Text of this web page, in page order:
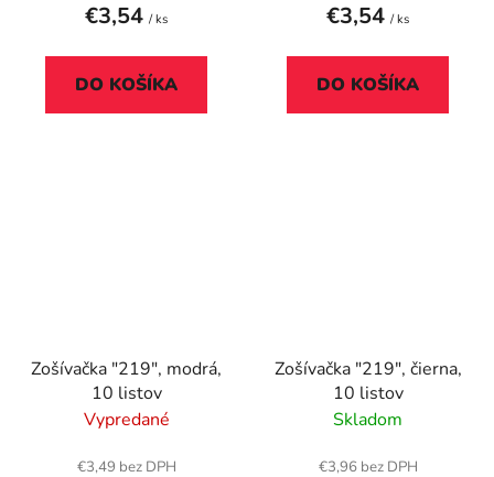
€3,54 / ks
DO KOŠÍKA
€3,54 / ks
DO KOŠÍKA
Zošívačka "219", modrá,
10 listov
Vypredané
€3,49 bez DPH
Zošívačka "219", čierna,
10 listov
Skladom
€3,96 bez DPH